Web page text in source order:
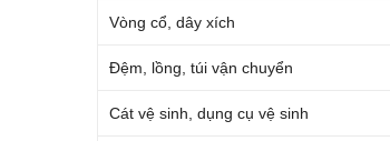
Vòng cổ, dây xích
Đệm, lồng, túi vận chuyển
Cát vệ sinh, dụng cụ vệ sinh